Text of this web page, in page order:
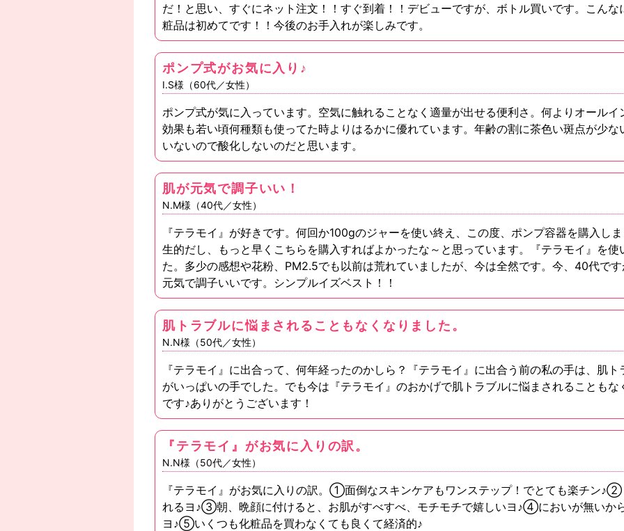
だ！と思い、すぐにネット注文！！すぐ到着！！デビューですが、ボトル買いです。こん
粧品は初めてです！！今後のお手入れが楽しみです。
ポンプ式がお気に入り♪
I.S様（60代／女性）
ポンプ式が気に入っています。空気に触れることなく適量が出せる便利さ。何よりオール
効果も若い頃何種類も使ってた時よりはるかに優れています。年齢の割に茶色い斑点が少
いないので酸化しないのだと思います。
肌が元気で調子いい！
N.M様（40代／女性）
『テラモイ』が好きです。何回か100gのジャーを使い終え、この度、ポンプ容器を購入し
生的だし、もっと早くこちらを購入すればよかったな～と思っています。『テラモイ』を
た。多少の感想や花粉、PM2.5でも以前は荒れていましたが、今は全然です。今、40代で
元気で調子いいです。シンプルイズベスト！！
肌トラブルに悩まされることもなくなりました。
N.N様（50代／女性）
『テラモイ』に出合って、何年経ったのかしら？『テラモイ』に出合う前の私の手は、肌
がいっぱいの手でした。でも今は『テラモイ』のおかげで肌トラブルに悩まされることも
です♪ありがとうございます！
『テラモイ』がお気に入りの訳。
N.N様（50代／女性）
『テラモイ』がお気に入りの訳。①面倒なスキンケアもワンステップ！でとても楽チン
れるヨ♪③朝、晩顔に付けると、お肌がすべすべ、モチモチで嬉しいヨ♪④においが無いか
ヨ♪⑤いくつも化粧品を買わなくても良くて経済的♪